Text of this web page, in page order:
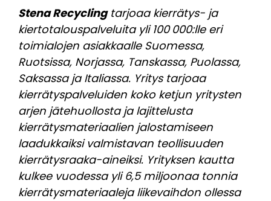
Stena Recyclingtarjoaa kierrätys- ja
kiertotalouspalveluita yli 100 000:lle eri
toimialojen asiakkaalle Suomessa,
Ruotsissa, Norjassa, Tanskassa, Puolassa,
Saksassa ja Italiassa. Yritys tarjoaa
kierrätyspalveluiden koko ketjun yritysten
arjen jätehuollosta ja lajittelusta
kierrätysmateriaalien jalostamiseen
laadukkaiksi valmistavan teollisuuden
kierrätysraaka-aineiksi. Yrityksen kautta
kulkee vuodessa yli 6,5 miljoonaa tonnia
kierrätysmateriaaleja liikevaihdon ollessa